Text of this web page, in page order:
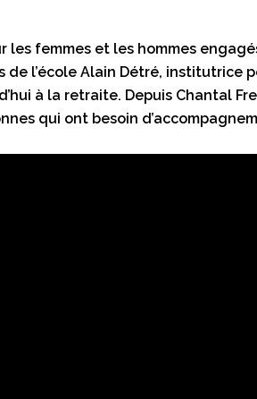
les femmes et les hommes
de l’école Alain Détré,
à la retraite. Depuis Chantal
qui ont besoin